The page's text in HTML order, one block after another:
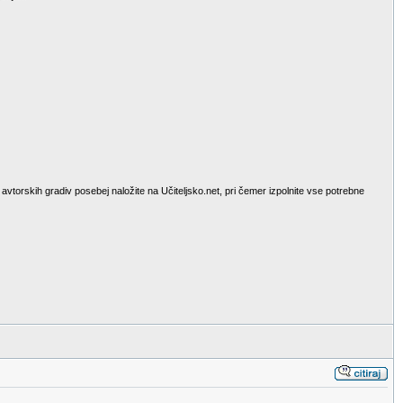
avtorskih gradiv posebej naložite na Učiteljsko.net, pri čemer izpolnite vse potrebne